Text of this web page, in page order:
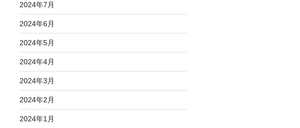
2024年7月
2024年6月
2024年5月
2024年4月
2024年3月
2024年2月
2024年1月